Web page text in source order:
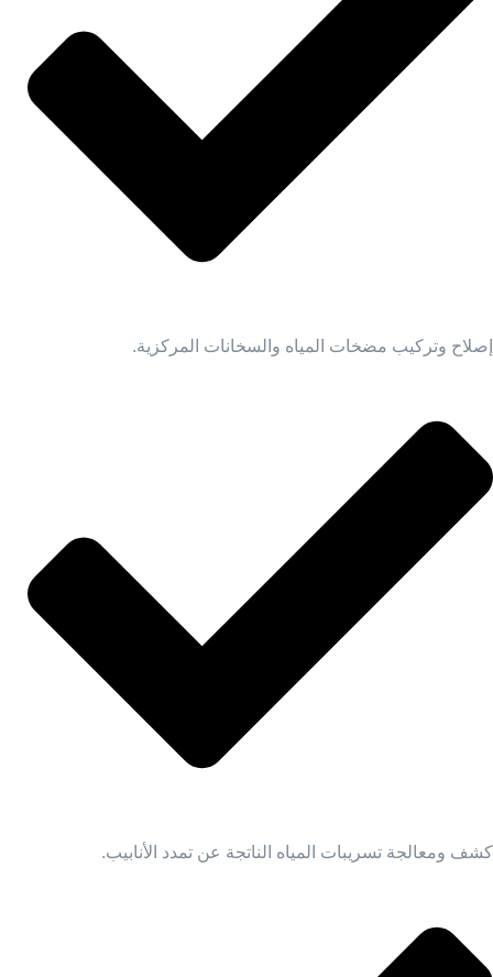
إصلاح وتركيب مضخات المياه والسخانات المركزية.
كشف ومعالجة تسريبات المياه الناتجة عن تمدد الأنابيب.